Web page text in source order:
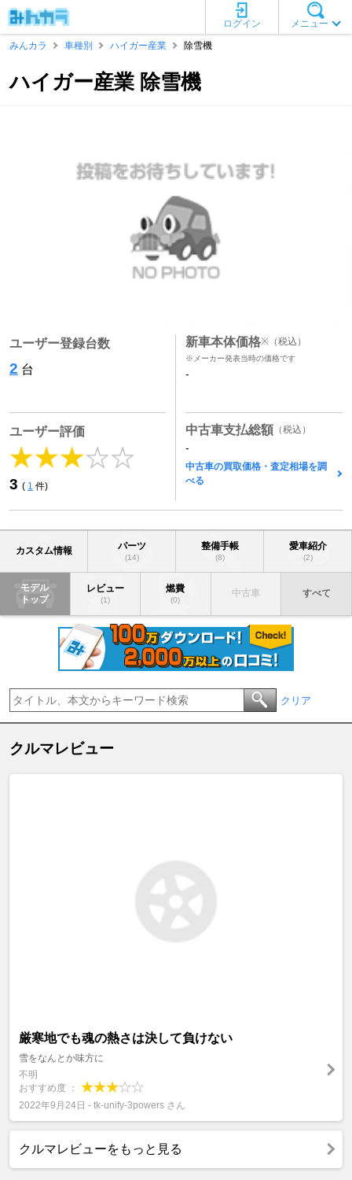
メニュー
ログイン
みんカラ
車種別 ハイガー産業 除雪機
ハイガー産業 除雪機
ユーザー登録台数
2 台
ユーザー評価
3 ( 1 件)
新車本体価格※ （税込）
※メーカー発表当時の価格です
-
中古車支払総額 （税込）
-
中古車の買取価格・査定相場を調
べる
カスタム情報 パーツ
(14)
整備手帳
(8)
愛車紹介
(2)
モデル
トップ
レビュー
(1)
燃費
(0)
中古車 すべて
クリア
クルマレビュー
厳寒地でも魂の熱さは決して負けない
雪をなんとか味方に
不明
おすすめ度 ：
2022年9月24日 - tk-unify-3powers さん
クルマレビューをもっと見る